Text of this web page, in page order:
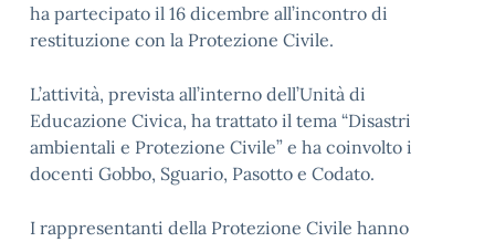
ha partecipato il 16 dicembre all’incontro di
restituzione con la Protezione Civile.
L’attività, prevista all’interno dell’Unità di
Educazione Civica, ha trattato il tema “Disastri
ambientali e Protezione Civile” e ha coinvolto i
docenti Gobbo, Sguario, Pasotto e Codato.
I rappresentanti della Protezione Civile hanno